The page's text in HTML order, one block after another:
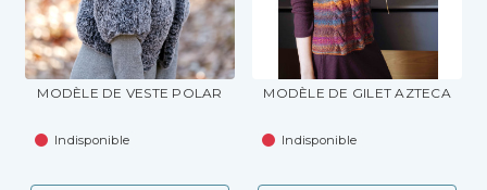
MODÈLE DE VESTE POLAR
Indisponible
MODÈLE DE GILET AZTECA
Indisponible